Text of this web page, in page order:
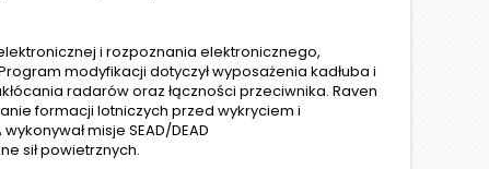
i rozpoznania elektronicznego,
modyfikacji dotyczył wyposażenia kadłuba i
radarów oraz łączności przeciwnika. Raven
formacji lotniczych przed wykryciem i
misje SEAD/DEAD
sił powietrznych.